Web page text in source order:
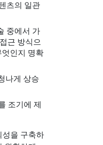
츠의 일관
중에서 가
근 방식으
인지 명확
나게 상승
조기에 제
성을 구축하